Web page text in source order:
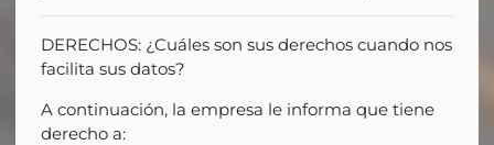
DERECHOS: ¿Cuáles son sus derechos cuando nos
facilita sus datos?
A continuación, la empresa le informa que tiene
derecho a: